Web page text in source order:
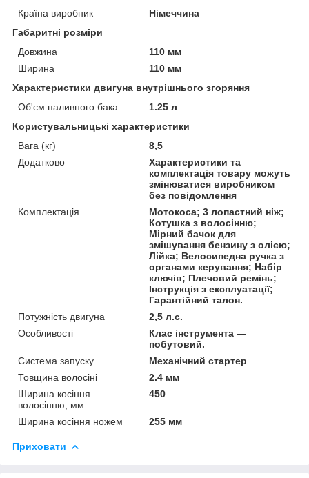
Країна виробник
Німеччина
Габаритні розміри
Довжина
110 мм
Ширина
110 мм
Характеристики двигуна внутрішнього згоряння
Об'єм паливного бака
1.25 л
Користувальницькі характеристики
Вага (кг)
8,5
Додатково
Характеристики та
комплектація товару можуть
змінюватися виробником
без повідомлення
Комплектація
Мотокоса; 3 лопастний ніж;
Котушка з волосінню;
Мірний бачок для
змішування бензину з олією;
Лійка; Велосипедна ручка з
органами керування; Набір
ключів; Плечовий ремінь;
Інструкція з експлуатації;
Гарантійний талон.
Потужність двигуна
2,5 л.с.
Особливості
Клас інструмента —
побутовий.
Система запуску
Механічний стартер
Товщина волосіні
2.4 мм
Ширина косіння
волосінню, мм
450
Ширина косіння ножем 255 мм
Приховати